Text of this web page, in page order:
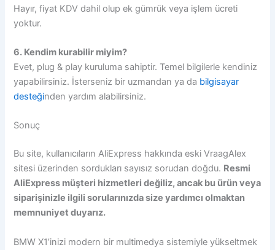
Hayır, fiyat KDV dahil olup ek gümrük veya işlem ücreti
yoktur.
6. Kendim kurabilir miyim?
Evet, plug & play kuruluma sahiptir. Temel bilgilerle kendiniz
yapabilirsiniz. İsterseniz bir uzmandan ya da bilgisayar
desteğinden yardım alabilirsiniz.
Sonuç
Bu site, kullanıcıların AliExpress hakkında eski VraagAlex
sitesi üzerinden sordukları sayısız sorudan doğdu. Resmi
AliExpress müşteri hizmetleri değiliz, ancak bu ürün veya
siparişinizle ilgili sorularınızda size yardımcı olmaktan
memnuniyet duyarız.
BMW X1’inizi modern bir multimedya sistemiyle yükseltmek